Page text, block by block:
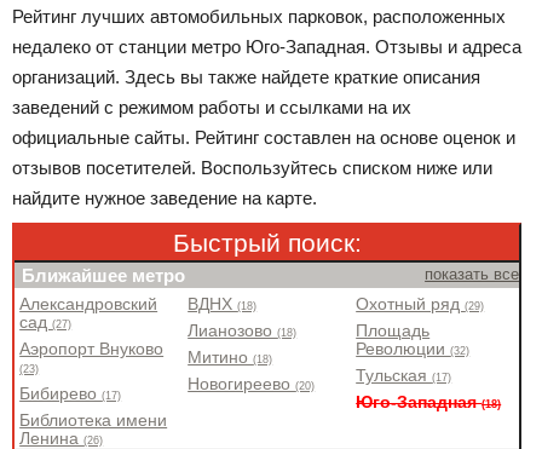
Рейтинг лучших автомобильных парковок, расположенных
недалеко от станции метро Юго-Западная. Отзывы и адреса
организаций. Здесь вы также найдете краткие описания
заведений с режимом работы и ссылками на их
официальные сайты. Рейтинг составлен на основе оценок и
отзывов посетителей. Воспользуйтесь списком ниже или
найдите нужное заведение на карте.
Быстрый поиск:
Ближайшее метро показать все
Александровский
сад(27)
Аэропорт Внуково
(23)
Бибирево(17)
Библиотека имени
Ленина(26)
ВДНХ(18)
Лианозово(18)
Митино(18)
Новогиреево(20)
Охотный ряд(29)
Площадь
Революции(32)
Тульская(17)
Юго-Западная(18)